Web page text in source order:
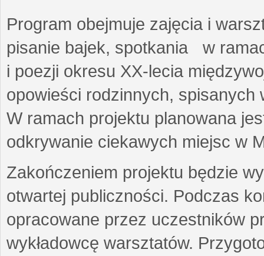
Program obejmuje zajęcia i
pisanie bajek, spotkania w
i poezji okresu XX-lecia
opowieści rodzinnych,
W ramach projektu planowana
odkrywanie ciekawych miejsc w
Zakończeniem projektu będzie
otwartej publiczności. Podczas
opracowane przez uczestników
wykładowcę warsztatów.